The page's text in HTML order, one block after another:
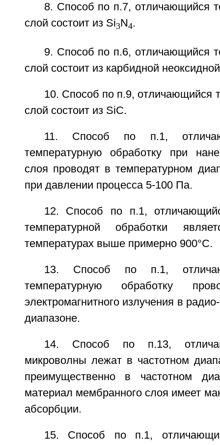
8. Способ по п.7, отличающийся
слой состоит из Si3N4.
9. Способ по п.6, отличающийся
слой состоит из карбидной
10. Способ по п.9, отличающийся
слой состоит из SiC.
11. Способ по п.1,
температурную обработку при
слоя проводят в температурном
при давлении процесса 5-100 Па.
12. Способ по п.1,
температурной обработки
температурах выше примерно 900°С.
13. Способ по п.1,
температурную обработку
электромагнитного излучения в
диапазоне.
14. Способ по п.13,
микроволны лежат в частотном
преимущественно в частотном
материал мембранного слоя имеет
абсорбции.
15. Способ по п.1,